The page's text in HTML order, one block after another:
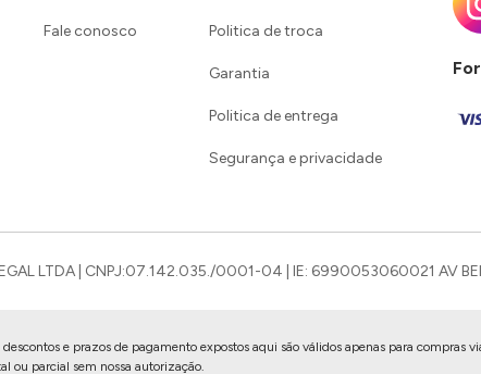
Fale conosco Politica de troca
Garantia
Politica de entrega
Segurança e privacidade
LTDA | CNPJ:07.142.035./0001-04 | IE: 6990053060021 AV
e prazos de pagamento expostos aqui são válidos apenas para compras
ou parcial sem nossa autorização.